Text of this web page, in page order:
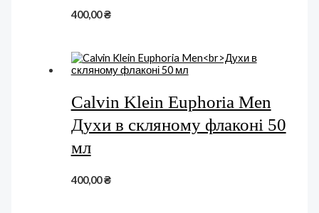
400,00₴
Calvin Klein Euphoria Men
Духи в скляному флаконі 50
мл
400,00₴